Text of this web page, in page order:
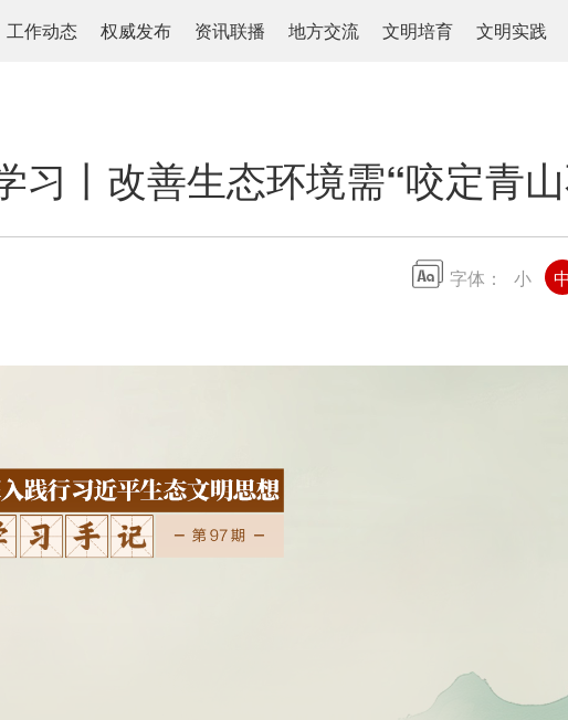
工作动态 权威发布 资讯联播 地方交流 文明培育 文明实践
习丨改善生态环境需“咬定青
字体： 小 中